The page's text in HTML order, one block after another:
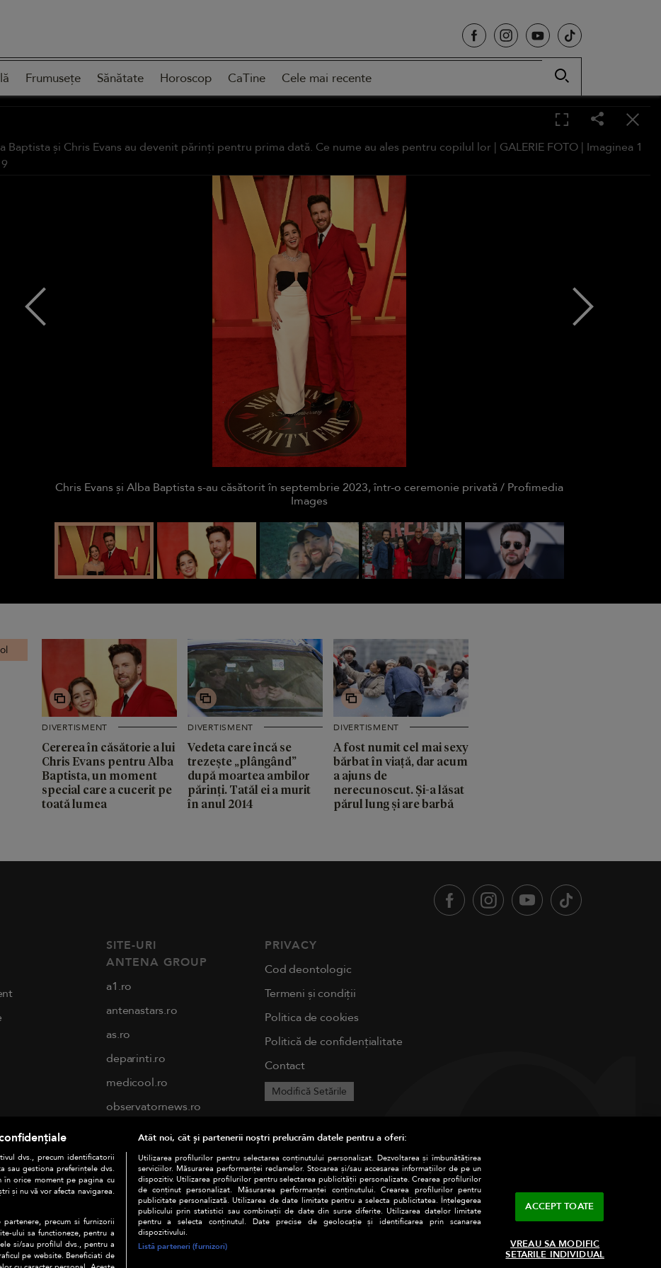
Frumusețe Sănătate Horoscop CaTine Cele mai recente
Baptista și Chris Evans au devenit părinți pentru prima dată. Ce nume au ales pentru copilul lor | GALERIE FOTO | Imaginea 1
9
Chris Evans și Alba Baptista s-au căsătorit în septembrie 2023, într-o ceremonie privată / Profimedia
Images
DIVERTISMENT
Cererea în căsătorie a lui
Chris Evans pentru Alba
Baptista, un moment
special care a cucerit pe
toată lumea
DIVERTISMENT
Vedeta care încă se
trezește „plângând”
după moartea ambilor
părinți. Tatăl ei a murit
în anul 2014
DIVERTISMENT
A fost numit cel mai sexy
bărbat în viață, dar acum
a ajuns de
nerecunoscut. Și-a lăsat
părul lung și are barbă
SITE-URI
ANTENA GROUP
a1.ro
antenastars.ro
as.ro
deparinti.ro
medicool.ro
observatornews.ro
spynews.ro
tvhappy.ro
useit.ro
chefi.ro
zutv.ro
Trends AntenaPLAY
PRIVACY
Cod deontologic
Termeni și condiții
Politica de cookies
Politică de confidențialitate
Contact
Modifică Setările
dvs., precum identificatorii
sau gestiona preferințele dvs.
orice moment pe pagina cu
și nu vă vor afecta navigarea.
precum si furnizorii
ului sa functioneze, pentru a
si/sau profilul dvs., pentru a
pe website. Beneficiati de
Atât noi, cât și partenerii noștri prelucrăm datele pentru a oferi:
Utilizarea profilurilor pentru selectarea conținutului personalizat. Dezvoltarea și îmbunătățirea
serviciilor. Măsurarea performanței reclamelor. Stocarea și/sau accesarea informațiilor de pe un
dispozitiv. Utilizarea profilurilor pentru selectarea publicității personalizate. Crearea profilurilor
de conținut personalizat. Măsurarea performanței conținutului. Crearea profilurilor pentru
publicitate personalizată. Utilizarea de date limitate pentru a selecta publicitatea. Înțelegerea
publicului prin statistici sau combinații de date din surse diferite. Utilizarea datelor limitate
pentru a selecta conținutul. Date precise de geolocație și identificarea prin scanarea
dispozitivului.
Listă parteneri (furnizori)
ACCEPT TOATE
VREAU SA MODIFIC
SETARILE INDIVIDUAL